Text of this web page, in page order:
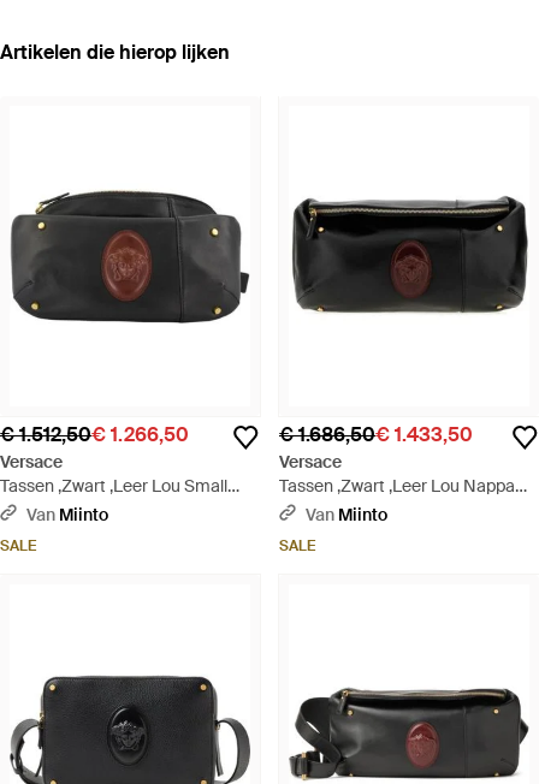
Artikelen die hierop lijken
€ 1.512,50€ 1.266,50
Versace
Tassen ,Zwart ,Leer Lou Small
Nappa Belt Bag - Zwart
Van Miinto
SALE
€ 1.686,50€ 1.433,50
Versace
Tassen ,Zwart ,Leer Lou Nappa
Belt Bag - Zwart
Van Miinto
SALE